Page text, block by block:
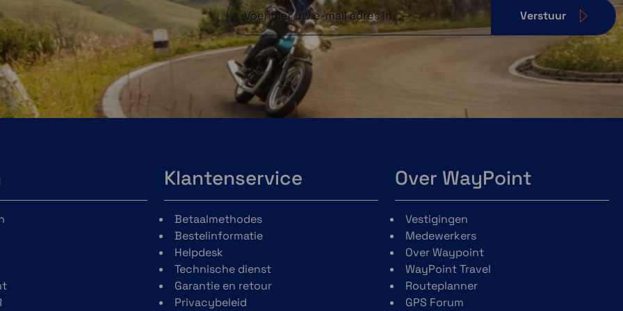
je
je
Als je een e-bike hebt
die compatibel is met
Shimano Steps of
ANT+® technologie, zie
je een speciaal
statusscherm voor de
e-bike met
gegevensvelden,
batterij en meer. Je
ontvangt zelfs slimme
route- en
bereikwaarschuwingen
op basis van de
batterijstatus, het
ondersteuningsniveau
en de geplande koers.
Verstuur
Klantenservice
Betaalmethodes
Bestelinformatie
Helpdesk
Technische dienst
Garantie en retour
Privacybeleid
Over WayPoint
Vestigingen
Medewerkers
Over Waypoint
WayPoint Travel
Routeplanner
GPS Forum